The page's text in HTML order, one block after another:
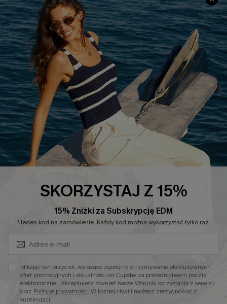
INFORMACJE O FIRMIE
O NAS
Opinie Klientów
Polityka Prywatności
Warunki & Zasady
Łańcuch Dostaw Cupshe
20% Zniżki na SMS
CENTRUM SERWISOWE
Informacje o Wysyłce
Jak Śledzić
Polityka Zwrotów
Rozpocznij Zwrot
Informacje o Rozmiarach
FAQS
Kontakt z Nami
Modne Sukienki
Kontroli Brzucha
Wysokim Stanem
SKORZYSTAJ Z 15%
15% Zniżki za Subskrypcję EDM
*Jeden kod na zamówienie. Każdy kod można wykorzystać tylko raz.
Klikając ten przycisk, wyrażasz zgodę na otrzymywanie ekskluzywnych
ofert promocyjnych i aktualności od Cupshe za pośrednictwem poczty
elektronicznej. Akceptujesz również naszeWarunki korzystania z serwisu
oraz Politykę prywatności. W każdej chwili możesz zrezygnować z
subskrypcji.